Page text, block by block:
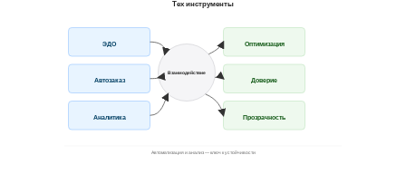
Тех инструменты
ЭДО
Автозаказ
Аналитика
Взаимодействие
Оптимизация
Доверие
Прозрачность
Автоматизация и анализ — ключ к устойчивости